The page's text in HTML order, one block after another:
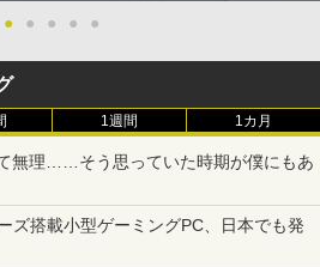
● ● ● ● ●
1週間 1カ月
無理……そう思っていた時期が僕にもあ
ズ搭載小型ゲーミングPC、日本でも発